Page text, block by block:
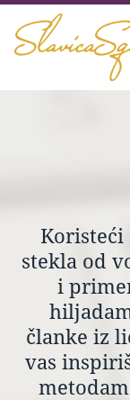
Koristeći
stekla od
i
članke iz
vas